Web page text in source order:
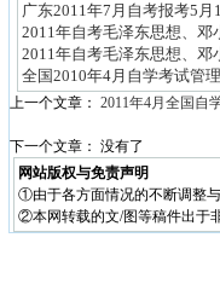
广东2011年7月自考报考5月
2011年自考毛泽东思想、邓
2011年自考毛泽东思想、邓
全国2010年4月自学考试管
上一个文章： 2011年4月全国自
下一个文章： 没有了
网站版权与免责声明
①由于各方面情况的不断调整
②本网转载的文/图等稿件出于